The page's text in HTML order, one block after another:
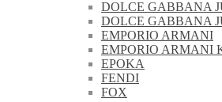
DOLCE GABBANA
DOLCE GABBANA
EMPORIO ARMANI
EMPORIO ARMANI
EPOKA
FENDI
FOX